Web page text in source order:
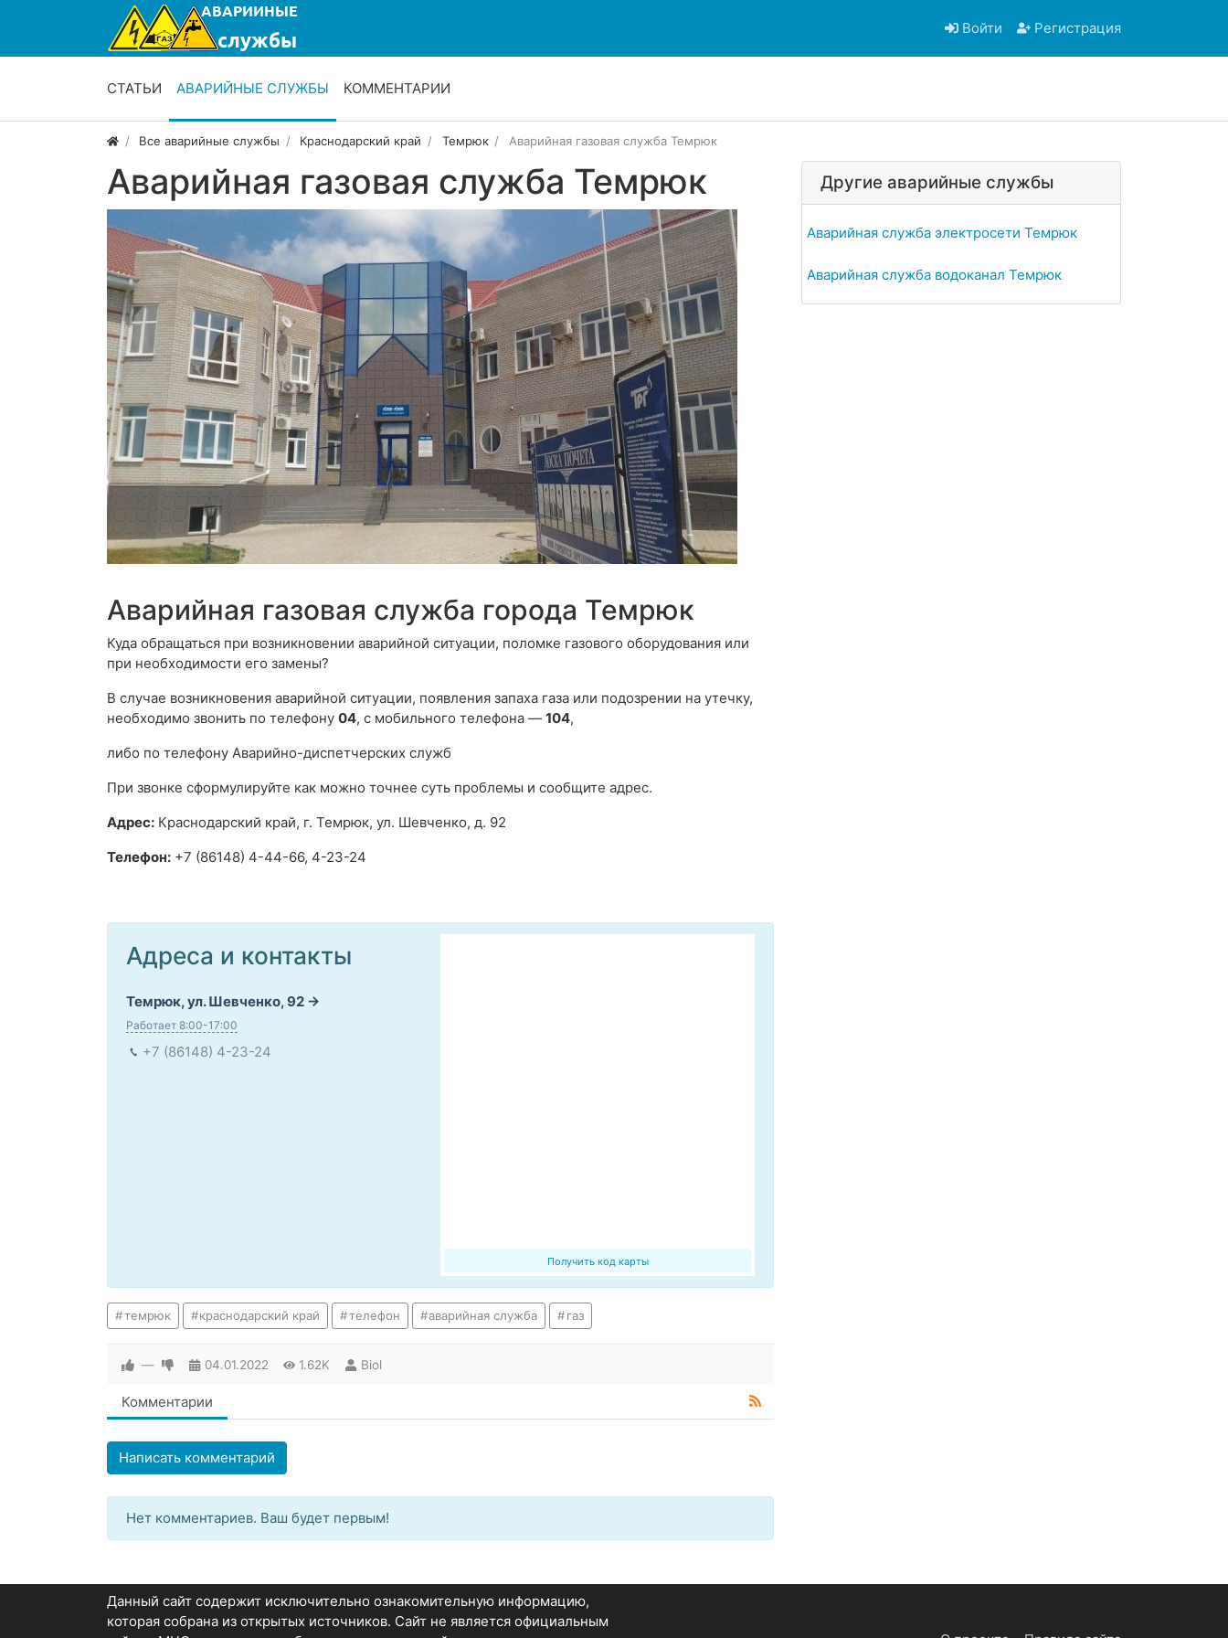
Войти Регистрация
СТАТЬИ АВАРИЙНЫЕ СЛУЖБЫ КОММЕНТАРИИ
Все аварийные службы Краснодарский край Темрюк Аварийная газовая служба Темрюк
Аварийная газовая служба Темрюк
Аварийная газовая служба города Темрюк
Куда обращаться при возникновении аварийной ситуации, поломке газового оборудования или
при необходимости его замены?
В случае возникновения аварийной ситуации, появления запаха газа или подозрении на утечку,
необходимо звонить по телефону 04, с мобильного телефона — 104,
либо по телефону Аварийно-диспетчерских служб
При звонке сформулируйте как можно точнее суть проблемы и сообщите адрес.
Адрес: Краснодарский край, г. Темрюк, ул. Шевченко, д. 92
Телефон: +7 (86148) 4-44-66, 4-23-24
Получить код карты
Адреса и контакты
Темрюк, ул. Шевченко, 92
Работает 8:00-17:00
+7 (86148) 4-23-24
темрюк краснодарский край телефон аварийная служба газ
— 04.01.2022 1.62K Biol
Комментарии
Написать комментарий
Нет комментариев. Ваш будет первым!
Другие аварийные службы
Аварийная служба электросети Темрюк
Аварийная служба водоканал Темрюк
Данный сайт содержит исключительно ознакомительную информацию,
которая собрана из открытых источников. Сайт не является официальным